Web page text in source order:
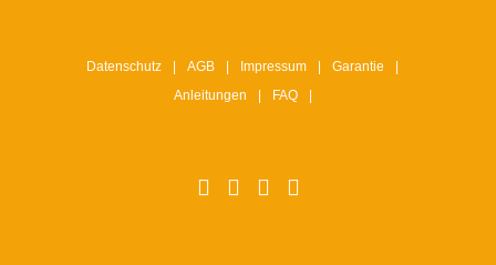
Datenschutz AGB Impressum
Garantie
Anleitungen
FAQ